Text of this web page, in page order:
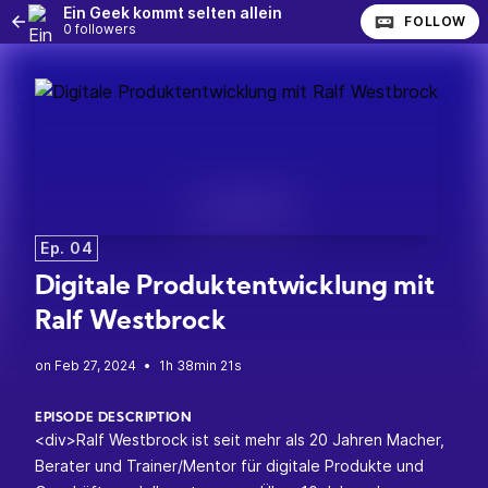
Ein Geek kommt selten allein
0 followers FOLLOW
Ep. 04
Digitale Produktentwicklung mit
Ralf Westbrock
• 1h 38min 21s
EPISODE DESCRIPTION
<div>Ralf Westbrock ist seit mehr als 20 Jahren Macher,
Berater und Trainer/Mentor für digitale Produkte und